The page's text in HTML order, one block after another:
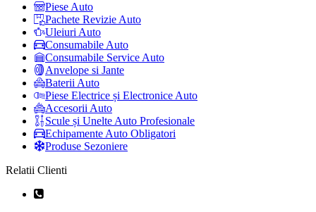
Piese Auto
Pachete Revizie Auto
Uleiuri Auto
Consumabile Auto
Consumabile Service Auto
Anvelope si Jante
Baterii Auto
Piese Electrice și Electronice Auto
Accesorii Auto
Scule și Unelte Auto Profesionale
Echipamente Auto Obligatori
Produse Sezoniere
Relatii Clienti